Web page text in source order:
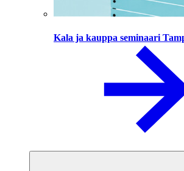
Kala ja kauppa seminaari